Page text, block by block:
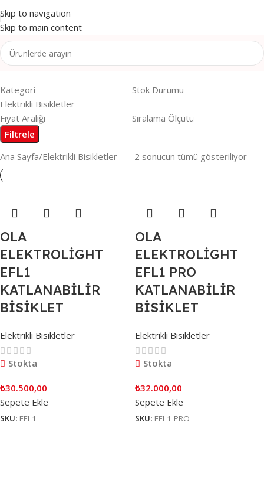
Skip to navigation
Skip to main content
Kategori
Elektrikli Bisikletler
Stok Durumu
Fiyat Aralığı
Sıralama Ölçütü
Filtrele
Ana Sayfa Elektrikli Bisikletler 2 sonucun tümü gösteriliyor
OLA
ELEKTROLİGHT
EFL1
KATLANABİLİR
BİSİKLET
Elektrikli Bisikletler
Stokta
₺30.500,00
Sepete Ekle
SKU: EFL1
OLA
ELEKTROLİGHT
EFL1 PRO
KATLANABİLİR
BİSİKLET
Elektrikli Bisikletler
Stokta
₺32.000,00
Sepete Ekle
SKU: EFL1 PRO